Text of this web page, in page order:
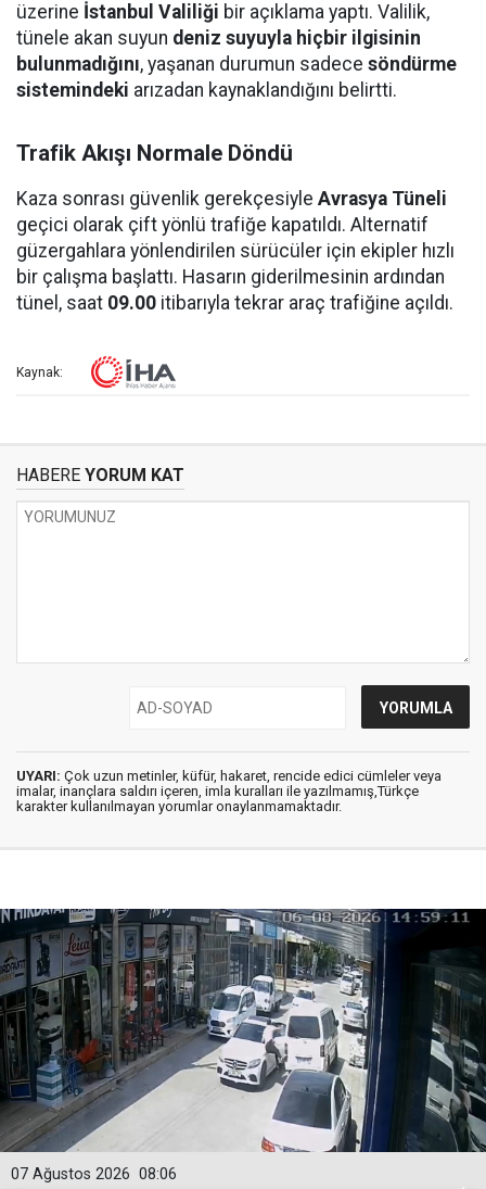
üzerine İstanbul Valiliği bir açıklama yaptı. Valilik,
tünele akan suyun deniz suyuyla hiçbir ilgisinin
bulunmadığını, yaşanan durumun sadece söndürme
sistemindeki arızadan kaynaklandığını belirtti.
Trafik Akışı Normale Döndü
Kaza sonrası güvenlik gerekçesiyle Avrasya Tüneli
geçici olarak çift yönlü trafiğe kapatıldı. Alternatif
güzergahlara yönlendirilen sürücüler için ekipler hızlı
bir çalışma başlattı. Hasarın giderilmesinin ardından
tünel, saat 09.00 itibarıyla tekrar araç trafiğine açıldı.
Kaynak:
HABERE YORUM KAT
UYARI: Çok uzun metinler, küfür, hakaret, rencide edici cümleler veya
imalar, inançlara saldırı içeren, imla kuralları ile yazılmamış,Türkçe
karakter kullanılmayan yorumlar onaylanmamaktadır.
08:06
07 Ağustos 2026